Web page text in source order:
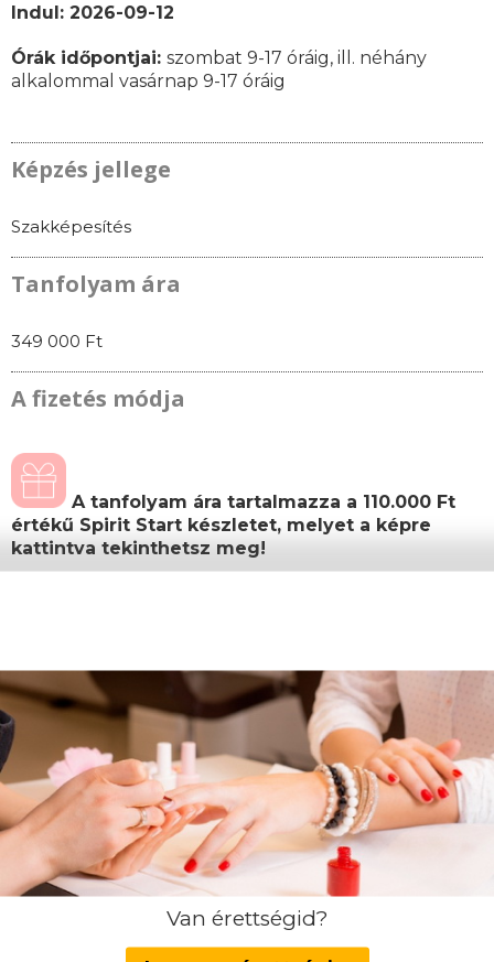
Van érettségid?
Indul: 2026-09-12
Órák időpontjai: szombat 9-17 óráig, ill. néhány
alkalommal vasárnap 9-17 óráig
Képzés jellege
Szakképesítés
Tanfolyam ára
349 000 Ft
A fizetés módja
A tanfolyam ára tartalmazza a 110.000 Ft
értékű Spirit Start készletet, melyet a képre
kattintva tekinthetsz meg!
Továbbá a regisztráció után
megküldött
Ajándékutalványunkonfeltüntetett
termékek közül is választhatsz egyet!
A képzés teljes költsége, amely tartalmazza a
Spirit Start csomagot:
Képzési díj: 349.000 Ft(egyösszegű befizetés
esetén)
Amennyiben nem egyösszegű befizetést választ,
akkor a részletfizetés az alábbiak szerint alakul: